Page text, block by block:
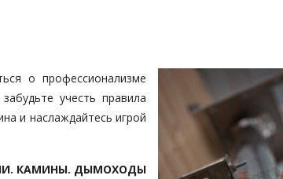
о профессионализме
учесть правила
и наслаждайтесь игрой
КАМИНЫ. ДЫМОХОДЫ